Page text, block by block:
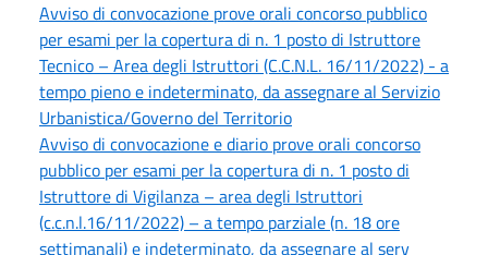
Avviso di convocazione prove orali concorso pubblico
per esami per la copertura di n. 1 posto di Istruttore
Tecnico – Area degli Istruttori (C.C.N.L. 16/11/2022) - a
tempo pieno e indeterminato, da assegnare al Servizio
Urbanistica/Governo del Territorio
Avviso di convocazione e diario prove orali concorso
pubblico per esami per la copertura di n. 1 posto di
Istruttore di Vigilanza – area degli Istruttori
(c.c.n.l.16/11/2022) – a tempo parziale (n. 18 ore
settimanali) e indeterminato, da assegnare al serv